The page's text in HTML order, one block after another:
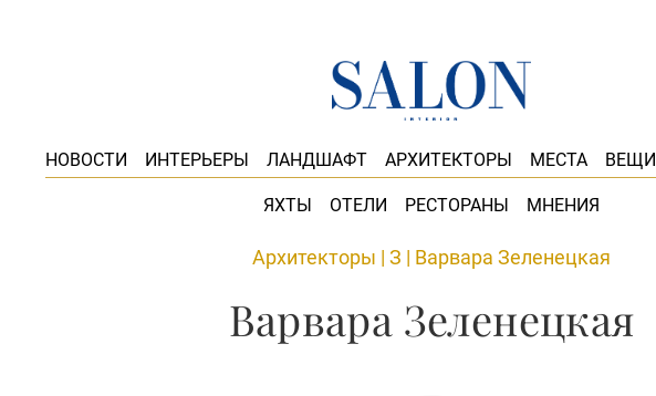
НОВОСТИ ИНТЕРЬЕРЫ ЛАНДШАФТ АРХИТЕКТОРЫ МЕСТА ВЕЩИ
ЯХТЫ ОТЕЛИ РЕСТОРАНЫ МНЕНИЯ
Архитекторы | З | Варвара Зеленецкая
Варвара Зеленецкая